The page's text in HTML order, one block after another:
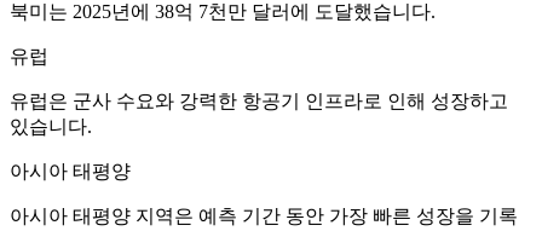
북미는 2025년에 38억 7천만 달러에 도달했습니다.
유럽
유럽은 군사 수요와 강력한 항공기 인프라로 인해 성장하고
있습니다.
아시아 태평양
아시아 태평양 지역은 예측 기간 동안 가장 빠른 성장을 기록